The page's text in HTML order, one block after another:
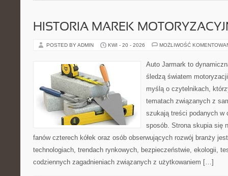
HISTORIA MAREK
POSTED BY ADMIN KWI - 20 - 2026 MOŻLIWOŚĆ
Auto Jarmark to
śledzą światem
myślą o czytelnikach,
tematach związanych z
szukają treści podanych w
sposób. Strona skupia się
fanów czterech kółek oraz osób obserwujących rozwój branży
technologiach, trendach rynkowych, bezpieczeństwie, ekologii,
codziennych zagadnieniach związanych z użytkowaniem […]